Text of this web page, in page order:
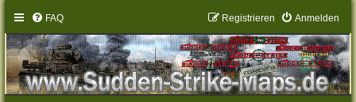
FAQ Anmelden
Registrieren